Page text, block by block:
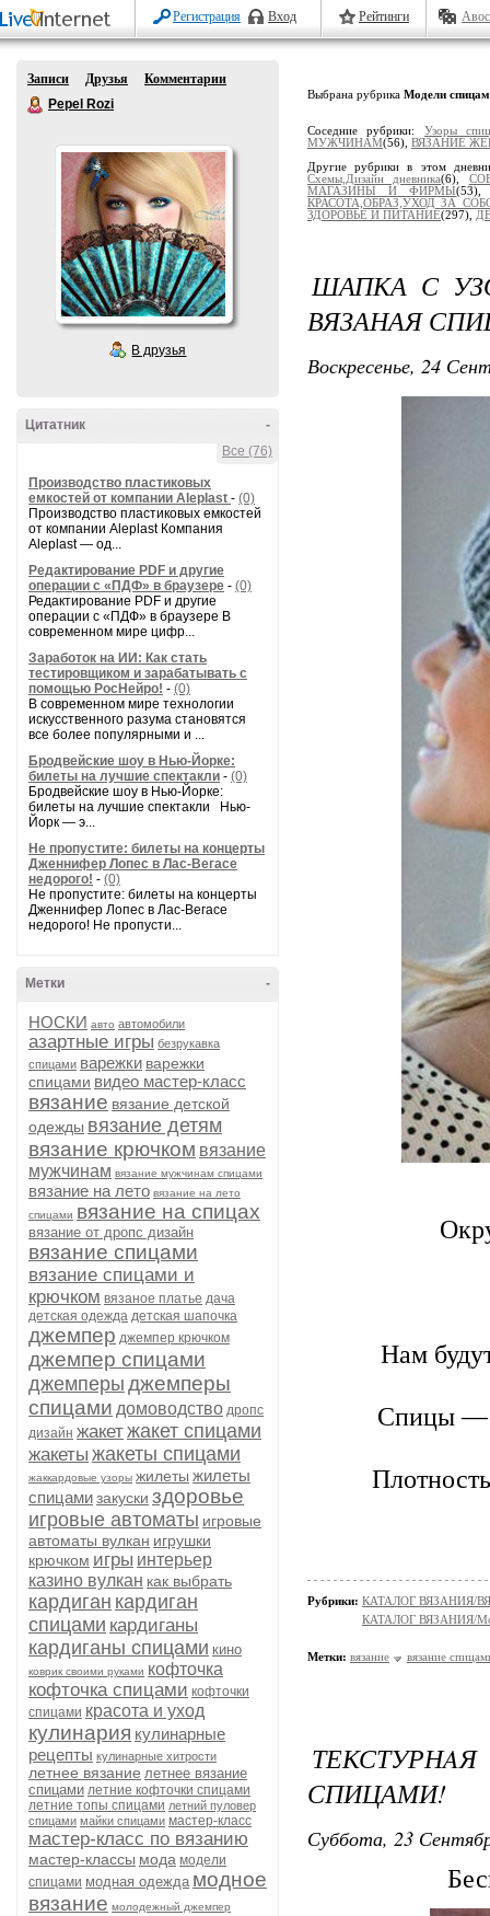
Регистрация Вход Рейтинги
Записи Друзья
Комментарии
Pepel Rozi
В друзья
-
Цитатник
Все (76)
Производство пластиковых
емкостей от компании Aleplast - (0)
Производство пластиковых емкостей
от компании Aleplast Компания
Aleplast — од...
Редактирование PDF и другие
операции с «ПДФ» в браузере - (0)
Редактирование PDF и другие
операции с «ПДФ» в браузере В
современном мире цифр...
Заработок на ИИ: Как стать
тестировщиком и зарабатывать с
помощью РосНейро! - (0)
В современном мире технологии
искусственного разума становятся
все более популярными и ...
Бродвейские шоу в Нью-Йорке:
билеты на лучшие спектакли - (0)
Бродвейские шоу в Нью-Йорке:
билеты на лучшие спектакли Нью-
Йорк — э...
Не пропустите: билеты на концерты
Дженнифер Лопес в Лас-Вегасе
недорого! - (0)
Не пропустите: билеты на концерты
Дженнифер Лопес в Лас-Вегасе
недорого! Не пропусти...
-
Метки
НОСКИ авто автомобили
азартные игры безрукавка
спицами варежки варежки
спицами видео мастер-класс
вязание вязание детской
одежды вязание детям
вязание крючком вязание
мужчинам вязание мужчинам спицами
вязание на лето вязание на лето
спицами вязание на спицах
вязание от дропс дизайн
вязание спицами
вязание спицами и
крючком вязаное платье дача
детская одежда детская шапочка
джемпер джемпер крючком
джемпер спицами
джемперы джемперы
спицами домоводство дропс
дизайн жакетжакет спицами
жакеты жакеты спицами
жаккардовые узоры жилеты жилеты
спицамизакуски здоровье
игровые автоматы игровые
автоматы вулкан игрушки
крючком игры интерьер
казино вулкан как выбрать
кардиган кардиган
спицами кардиганы
кардиганы спицами кино
коврик своими руками кофточка
кофточка спицами кофточки
спицами красота и уход
кулинария кулинарные
рецепты кулинарные хитрости
летнее вязание летнее вязание
спицами летние кофточки спицами
летние топы спицами летний пуловер
спицами майки спицами мастер-класс
мастер-класс по вязанию
мастер-классы мода модели
спицами модная одежда модное
вязание молодежный джемпер
Выбрана рубрика Модели
Соседние рубрики: Узоры
МУЖЧИНАМ(56), ВЯЗАНИЕ
Другие рубрики в этом
Схемы,Дизайн дневника(6),
МАГАЗИНЫ И ФИРМЫ
КРАСОТА,ОБРАЗ,УХОД ЗА
ЗДОРОВЬЕ И ПИТАНИЕ(297),
ШАПКА С
ВЯЗАНАЯ
Воскресенье, 24
Нам
Спицы —
Рубрики: КАТАЛОГ ВЯЗАНИЯ/
КАТАЛОГ ВЯЗАНИЯ/
Метки: вязание вязание
СПИЦАМИ!
Суббота, 23